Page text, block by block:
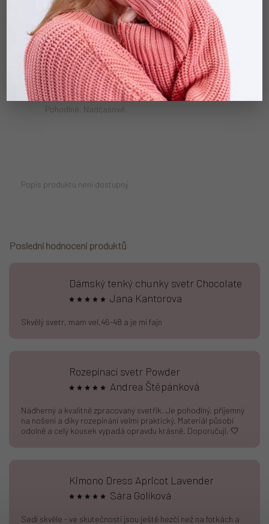
MADE TO LAST
Kvalita na dlouhé roky.
MATCHY MATCHY
Pro děti i pro rodiče.
EVERYDAY ESSENTIALS
Pohodlné. Nadčasové.
Popis produktu není dostupný
Poslední hodnocení produktů
Dámský tenký chunky svetr Chocolate
Jana Kantorova
Skvělý svetr, mam vel.46-48 a je mi fajn
Rozepínací svetr Powder
Andrea Štěpánková
Nádherný a kvalitně zpracovaný svetřík. Je pohodlný, příjemný
na nošení a díky rozepínání velmi praktický. Materiál působí
odolně a celý kousek vypadá opravdu krásně. Doporučuji. 🤍
Kimono Dress Apricot Lavender
Sára Golíková
Sedí skvěle - ve skutečnosti jsou ještě hezčí než na fotkách a